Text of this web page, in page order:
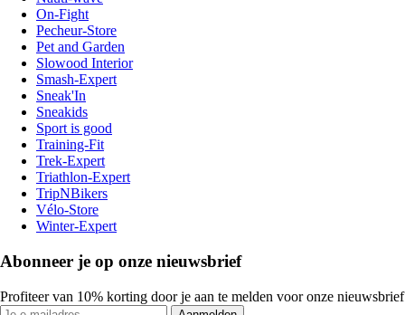
On-Fight
Pecheur-Store
Pet and Garden
Slowood Interior
Smash-Expert
Sneak'In
Sneakids
Sport is good
Training-Fit
Trek-Expert
Triathlon-Expert
TripNBikers
Vélo-Store
Winter-Expert
Abonneer je op onze nieuwsbrief
Profiteer van 10% korting door je aan te melden voor onze nieuwsbrief